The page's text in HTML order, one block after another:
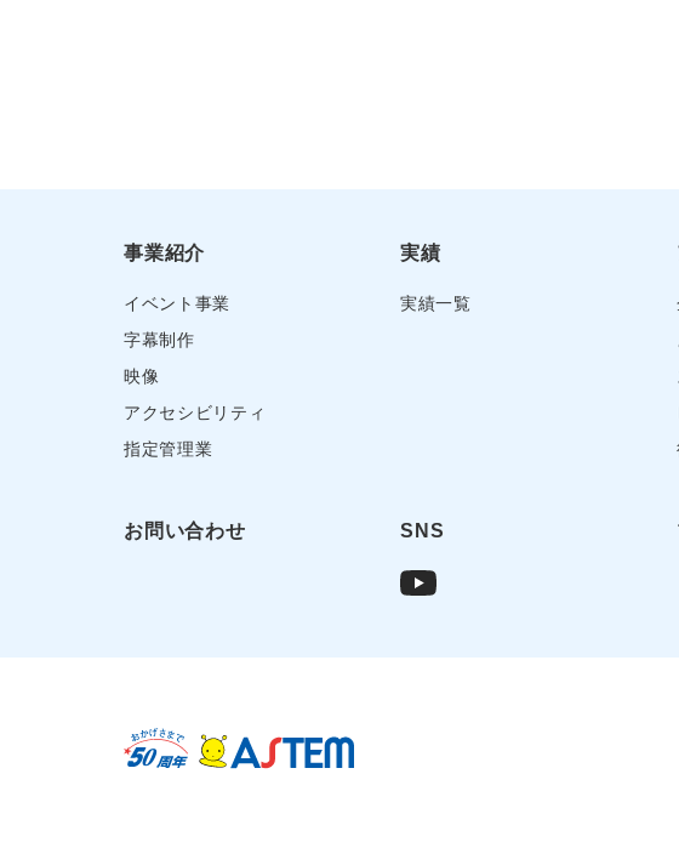
事業紹介
イベント事業
字幕制作
映像
アクセシビリティ
指定管理業
実績
実績一覧
お問い合わせ SNS